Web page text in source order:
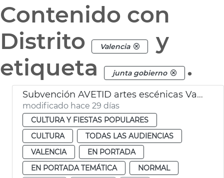
Contenido con
Distrito
Valencia
y
etiqueta
junta gobierno .
Subvención AVETID artes escénicas València
modificado hace 29 días
CULTURA Y FIESTAS POPULARES
CULTURA
TODAS LAS AUDIENCIAS
VALENCIA
EN PORTADA
EN PORTADA TEMÁTICA
NORMAL